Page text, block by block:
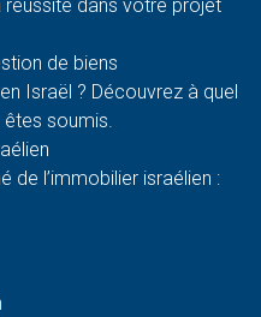
dans votre projet
de biens
Israël ? Découvrez à quel
êtes soumis.
de l’immobilier israélien :